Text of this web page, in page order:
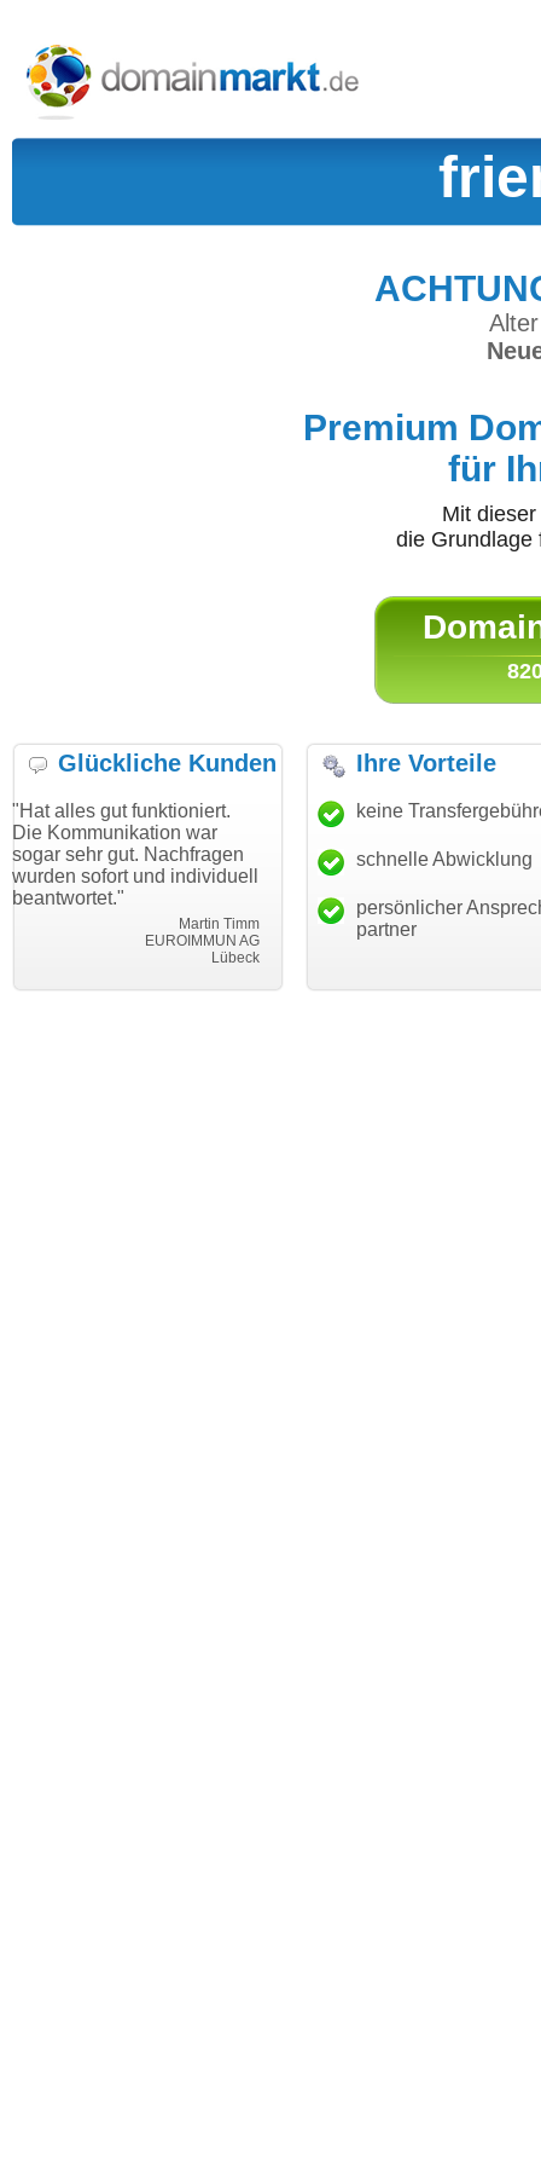
Premium
für
Mit
die
Glückliche Kunden
funktioniert.
war
Nachfragen
und individuell
"Danke für den schnellen
Transfer und guten Service!"
Thomas Schäfer
i can eckert communication GmbH
"Ich bin
haben.
mein
Ihre Vorteile
keine
schnelle Abwicklung
persönlicher
partner